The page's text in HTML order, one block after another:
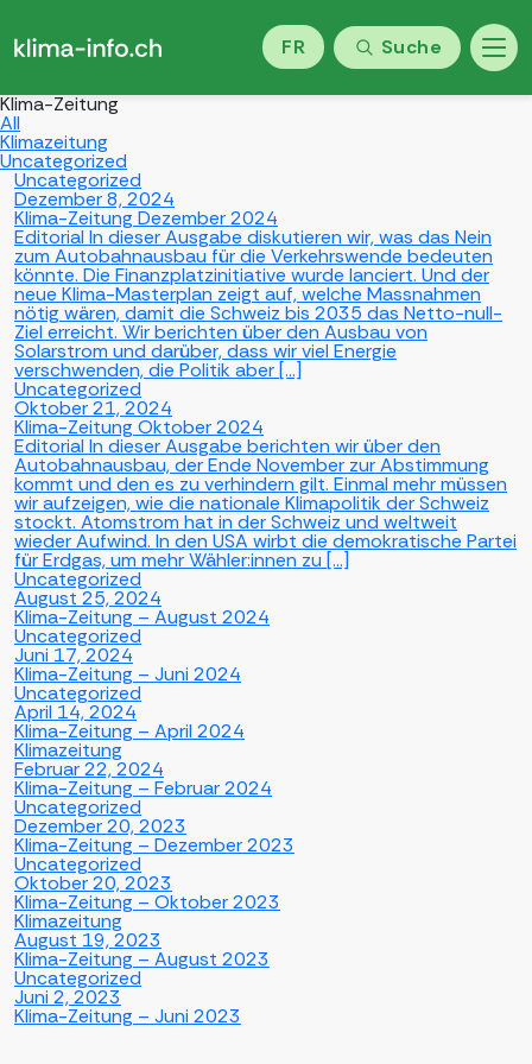
FR Suche
Klima-Zeitung
All
Klimazeitung
Uncategorized
Uncategorized
Dezember 8, 2024
Klima-Zeitung Dezember 2024
Editorial In dieser Ausgabe diskutieren wir, was das Nein
zum Autobahnausbau für die Verkehrswende bedeuten
könnte. Die Finanzplatzinitiative wurde lanciert. Und der
neue Klima-Masterplan zeigt auf, welche Massnahmen
nötig wären, damit die Schweiz bis 2035 das Netto-null-
Ziel erreicht. Wir berichten über den Ausbau von
Solarstrom und darüber, dass wir viel Energie
verschwenden, die Politik aber […]
Uncategorized
Oktober 21, 2024
Klima-Zeitung Oktober 2024
Editorial In dieser Ausgabe berichten wir über den
Autobahnausbau, der Ende November zur Abstimmung
kommt und den es zu verhindern gilt. Einmal mehr müssen
wir aufzeigen, wie die nationale Klimapolitik der Schweiz
stockt. Atomstrom hat in der Schweiz und weltweit
wieder Aufwind. In den USA wirbt die demokratische Partei
für Erdgas, um mehr Wähler:innen zu […]
Uncategorized
August 25, 2024
Klima-Zeitung – August 2024
Uncategorized
Juni 17, 2024
Klima-Zeitung – Juni 2024
Uncategorized
April 14, 2024
Klima-Zeitung – April 2024
Klimazeitung
Februar 22, 2024
Klima-Zeitung – Februar 2024
Uncategorized
Dezember 20, 2023
Klima-Zeitung – Dezember 2023
Uncategorized
Oktober 20, 2023
Klima-Zeitung – Oktober 2023
Klimazeitung
August 19, 2023
Klima-Zeitung – August 2023
Uncategorized
Juni 2, 2023
Klima-Zeitung – Juni 2023